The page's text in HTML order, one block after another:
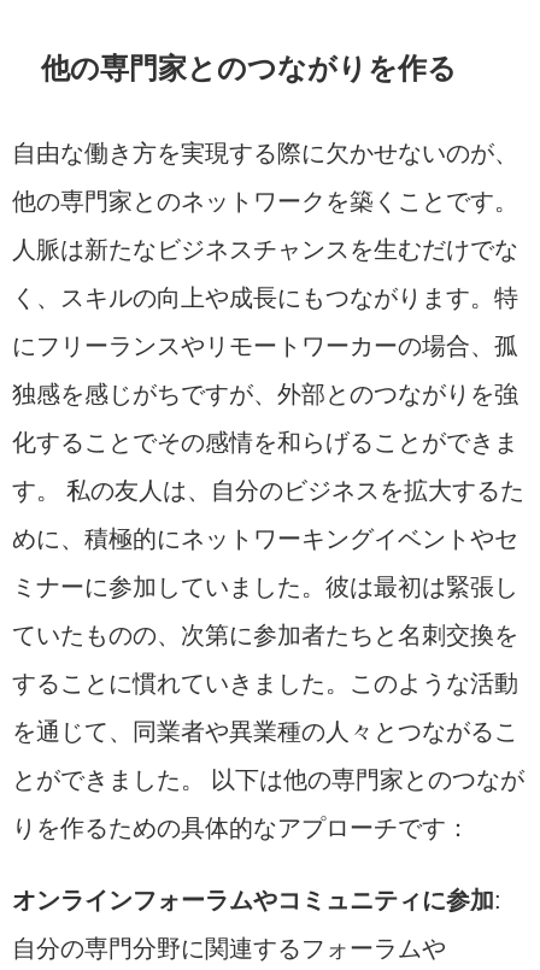
他の専門家とのつながりを作る
自由な働き方を実現する際に欠かせないのが、
他の専門家とのネットワークを築くことです。
人脈は新たなビジネスチャンスを生むだけでな
く、スキルの向上や成長にもつながります。特
にフリーランスやリモートワーカーの場合、孤
独感を感じがちですが、外部とのつながりを強
化することでその感情を和らげることができま
す。 私の友人は、自分のビジネスを拡大するた
めに、積極的にネットワーキングイベントやセ
ミナーに参加していました。彼は最初は緊張し
ていたものの、次第に参加者たちと名刺交換を
することに慣れていきました。このような活動
を通じて、同業者や異業種の人々とつながるこ
とができました。 以下は他の専門家とのつなが
りを作るための具体的なアプローチです：
オンラインフォーラムやコミュニティに参加:
自分の専門分野に関連するフォーラムや